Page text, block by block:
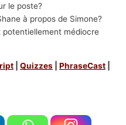
le poste?
à propos de Simone?
potentiellement médiocre
|Quizzes |PhraseCast